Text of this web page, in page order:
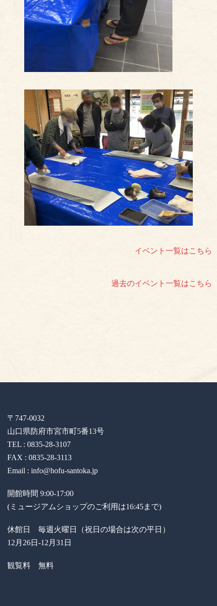
イベント一覧はこちら
過去のイベント一覧はこちら
〒747-0032
山口県防府市宮市町5番13号
TEL : 0835-28-3107
FAX : 0835-28-3113
Email : info@hofu-santoka.jp
開館時間 9:00-17:00
(ミュージアムショップのご利用は16:45まで)
休館日 毎週火曜日（祝日の場合は次の平日）
12月26日-12月31日
観覧料 無料